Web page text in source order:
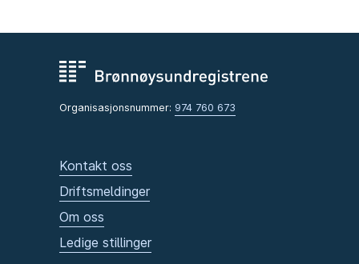
Organisasjonsnummer: 974 760 673
Kontakt oss
Driftsmeldinger
Om oss
Ledige stillinger